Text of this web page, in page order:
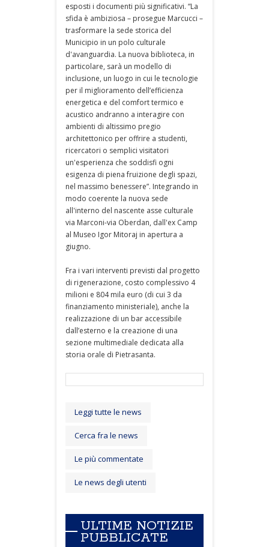
esposti i documenti più significativi. “La
sfida è ambiziosa – prosegue Marcucci –
trasformare la sede storica del
Municipio in un polo culturale
d'avanguardia. La nuova biblioteca, in
particolare, sarà un modello di
inclusione, un luogo in cui le tecnologie
per il miglioramento dell’efficienza
energetica e del comfort termico e
acustico andranno a interagire con
ambienti di altissimo pregio
architettonico per offrire a studenti,
ricercatori o semplici visitatori
un'esperienza che soddisfi ogni
esigenza di piena fruizione degli spazi,
nel massimo benessere”. Integrando in
modo coerente la nuova sede
all'interno del nascente asse culturale
via Marconi-via Oberdan, dall'ex Camp
al Museo Igor Mitoraj in apertura a
giugno.
Fra i vari interventi previsti dal progetto
di rigenerazione, costo complessivo 4
milioni e 804 mila euro (di cui 3 da
finanziamento ministeriale), anche la
realizzazione di un bar accessibile
dall’esterno e la creazione di una
sezione multimediale dedicata alla
storia orale di Pietrasanta.
Leggi tutte le news
Cerca fra le news
Le più commentate
Le news degli utenti
ULTIME NOTIZIE
PUBBLICATE